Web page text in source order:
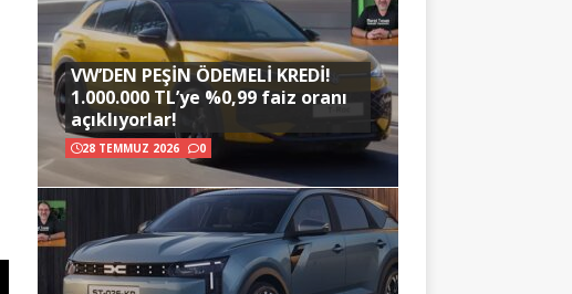
VW’DEN PEŞİN ÖDEMELİ KREDİ!
1.000.000 TL’ye %0,99 faiz oranı
açıklıyorlar!
28 TEMMUZ 2026 0